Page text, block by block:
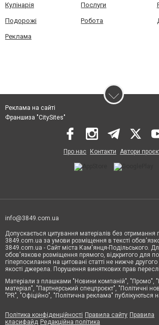
Кулінарія Послуги
Подорожі Робота
Реклама
Реклама на сайті
Франшиза "CitySites"
Про нас Контакти Автори
info@3849.com.ua
Допускається цитування матеріалів без отримання
3849.com.ua за умови розміщення в тексті
3849.com.ua - Сайт міста Кам'янця-Подільського.
обов'язкове розміщення прямого, відкритого для
гіперпосилання на цитовані статті не нижче
якості джерела. Порушення виняткових прав
Матеріали з плашками "Новини компаній", "Промо",
матеріал", "Партнерський спецпроєкт", "Політичні
"PR", "Офіційно", "Політична реклама" публікуються
Політика конфіденційності Правила сайту Правила
класифайд Редакційна політика